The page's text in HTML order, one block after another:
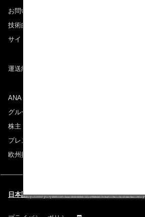
お問い合わせ
技術的なお問い合わせ（推奨環境）
サイトマップ
運送約款
ANAグループについて
グループ企業一覧
株主・投資家情報
プレスリリース
欧州採用情報
日本語 | Italy (都市と言語を選択してください)